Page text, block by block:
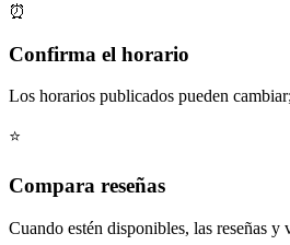
⏰
Confirma el horario
Los horarios publicados pueden
⭐
Compara reseñas
Cuando estén disponibles, las reseñas